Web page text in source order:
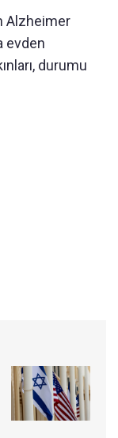
Alzheimer
evden
durumu